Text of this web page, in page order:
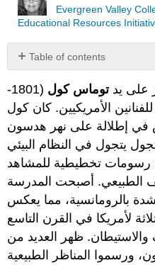
Evergreen Valley
Educational Resources
Table of contents
No
على يدتوماس كول
(1801-
الأمريكيين. كان كول
في إطلالة على نهر هدسون
يتجول في النظام البيئي
رسومات تخطيطية للمشاهد
الطبيعي. أصبحت المدرسة
بالرومانسية، مما يعكس
لأمريكا في القرن التاسع
ظهر العديد من
ورسموا المناظر الطبيعية